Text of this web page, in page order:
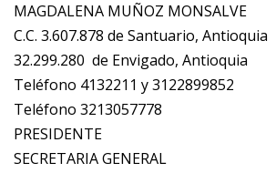
MAGDALENA MUÑOZ MONSALVE
C.C. 3.607.878 de Santuario,
32.299.280 de Envigado, Antioquia
Teléfono 4132211 y
Teléfono 3213057778
SECRETARIA GENERAL